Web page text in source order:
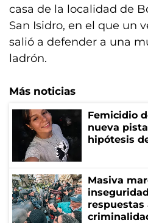
casa de la localidad de
San Isidro, en el que un
salió a defender a una
ladrón.
Más noticias
Femicidio
nueva
hipótesis
Masiva
respuestas